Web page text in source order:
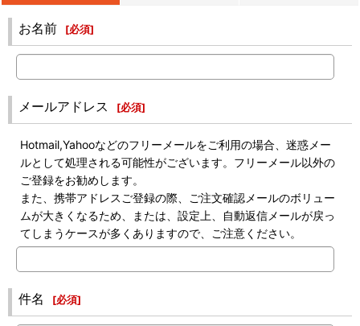
お名前 [必須]
メールアドレス [必須]
Hotmail,Yahooなどのフリーメールをご利用の場合、迷惑メー
ルとして処理される可能性がございます。フリーメール以外の
ご登録をお勧めします。
また、携帯アドレスご登録の際、ご注文確認メールのボリュー
ムが大きくなるため、または、設定上、自動返信メールが戻っ
てしまうケースが多くありますので、ご注意ください。
件名 [必須]